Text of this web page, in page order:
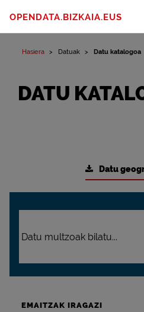
OPENDATA.BIZKAIA.EUS
Hasiera Datuak Datu katalogoa
DATU
Datu
EMAITZAK IRAGAZI